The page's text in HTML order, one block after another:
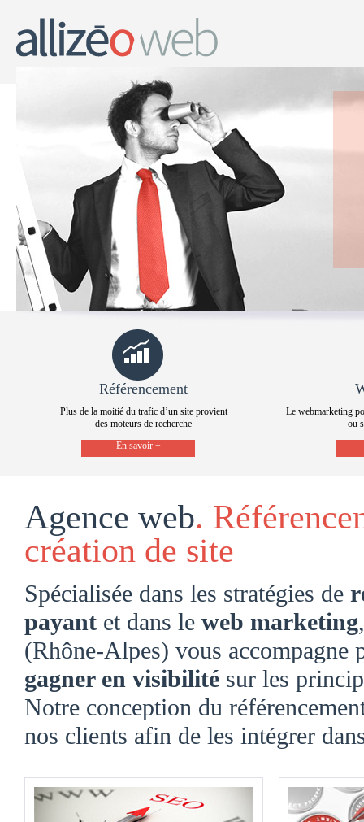
Référencement
Plus de la moitié du trafic d’un site provient
des moteurs de recherche
En savoir +
Le webmarketing
ou
Agence web.
création de site
Spécialisée dans les stratégies de
payant et dans le web marketing
(Rhône-Alpes) vous accompagne
gagner en visibilité sur les
Notre conception du
nos clients afin de les intégrer